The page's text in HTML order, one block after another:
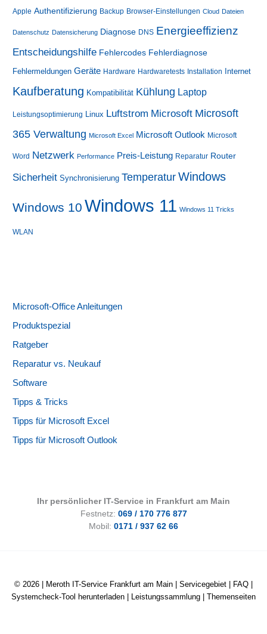
Apple Authentifizierung Backup Browser-Einstellungen Cloud Dateien
Datenschutz Datensicherung Diagnose DNS Energieeffizienz
Entscheidungshilfe Fehlercodes Fehlerdiagnose
Fehlermeldungen Geräte Hardware Hardwaretests Installation Internet
Kaufberatung Kompatibilität Kühlung Laptop
Leistungsoptimierung Linux Luftstrom Microsoft Microsoft
365 Verwaltung Microsoft Excel Microsoft Outlook Microsoft
Word Netzwerk Performance Preis-Leistung Reparatur Router
Sicherheit Synchronisierung Temperatur Windows
Windows 10 Windows 11 Windows 11 Tricks
WLAN
Microsoft-Office Anleitungen
Produktspezial
Ratgeber
Reparatur vs. Neukauf
Software
Tipps & Tricks
Tipps für Microsoft Excel
Tipps für Microsoft Outlook
Ihr persönlicher IT-Service in Frankfurt am Main
Festnetz: 069 / 170 776 877
Mobil: 0171 / 937 62 66
© 2026 | Meroth IT-Service Frankfurt am Main Servicegebiet FAQ
Systemcheck-Tool herunterladen
Leistungssammlung Themenseiten